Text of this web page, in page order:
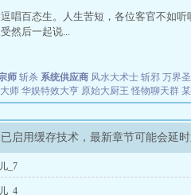
唱百态生。人生苦短，各位客官不如
然后一起说...
师 斩杀 系统供应商 风水大术士 斩邪 万界
师 华娱特效大亨 原始大厨王 怪物聊天群
已启用缓存技术，最新章节可能会延
_7
_4